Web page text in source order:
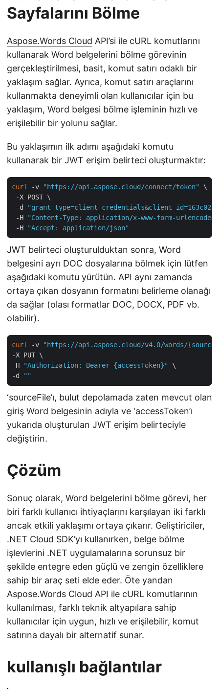
Sayfalarını Bölme
Aspose.Words Cloud API’si ile cURL komutlarını
kullanarak Word belgelerini bölme görevinin
gerçekleştirilmesi, basit, komut satırı odaklı bir
yaklaşım sağlar. Ayrıca, komut satırı araçlarını
kullanmakta deneyimli olan kullanıcılar için bu
yaklaşım, Word belgesi bölme işleminin hızlı ve
erişilebilir bir yolunu sağlar.
Bu yaklaşımın ilk adımı aşağıdaki komutu
kullanarak bir JWT erişim belirteci oluşturmaktır:
curl -v "https://api.aspose.cloud/connect/token"
\
-X POST \
-d
-H
"Content-Type: application/x-www-form-urlencoded"
-H
"Accept: application/json"
JWT belirteci oluşturulduktan sonra, Word
belgesini ayrı DOC dosyalarına bölmek için lütfen
aşağıdaki komutu yürütün. API aynı zamanda
ortaya çıkan dosyanın formatını belirleme olanağı
da sağlar (olası formatlar DOC, DOCX, PDF vb.
olabilir).
curl -v
"https://api.aspose.cloud/v4.0/words/
-X PUT \
-H
"Authorization: Bearer {accessToken}"
\
-d
""
‘sourceFile’ı, bulut depolamada zaten mevcut olan
giriş Word belgesinin adıyla ve ‘accessToken’ı
yukarıda oluşturulan JWT erişim belirteciyle
değiştirin.
Çözüm
Sonuç olarak, Word belgelerini bölme görevi, her
biri farklı kullanıcı ihtiyaçlarını karşılayan iki farklı
ancak etkili yaklaşımı ortaya çıkarır. Geliştiriciler,
.NET Cloud SDK’yı kullanırken, belge bölme
işlevlerini .NET uygulamalarına sorunsuz bir
şekilde entegre eden güçlü ve zengin özelliklere
sahip bir araç seti elde eder. Öte yandan
Aspose.Words Cloud API ile cURL komutlarının
kullanılması, farklı teknik altyapılara sahip
kullanıcılar için uygun, hızlı ve erişilebilir, komut
satırına dayalı bir alternatif sunar.
kullanışlı bağlantılar